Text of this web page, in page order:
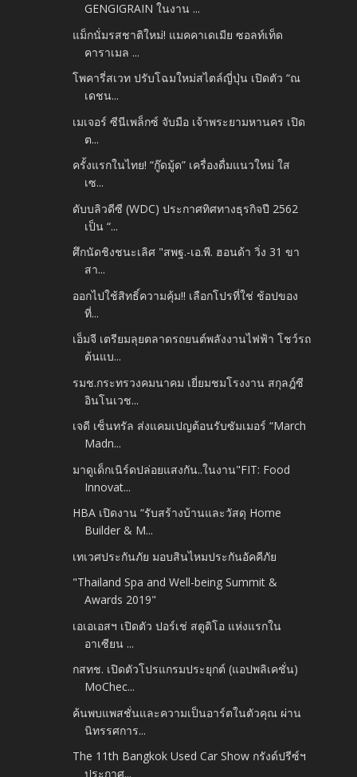
GENGIGRAIN ในงาน ...
แม็กนั่มรสชาติใหม่! แมคคาเดเมีย ซอลท์เท็ด
คาราเมล ...
โพคารี่สเวท ปรับโฉมใหม่สไตล์ญี่ปุ่น เปิดตัว “ณ
เดชน...
เมเจอร์ ซีนีเพล็กซ์ จับมือ เจ้าพระยามหานคร เปิด
ต...
ครั้งแรกในไทย! “กู๊ดมู้ด” เครื่องดื่มแนวใหม่ ใส
เซ...
ดับบลิวดีซี (WDC) ประกาศทิศทางธุรกิจปี 2562
เป็น “...
ศึกนัดชิงชนะเลิศ "สพฐ.-เอ.พี. ฮอนด้า วิ่ง 31 ขา
สา...
ออกไปใช้สิทธิ์ความคุ้ม!! เลือกโปรที่ใช่ ช้อปของ
ที่...
เอ็มจี เตรียมลุยตลาดรถยนต์พลังงานไฟฟ้า โชว์รถ
ต้นแบ...
รมช.กระทรวงคมนาคม เยี่ยมชมโรงงาน สกุลฎ์ซี
อินโนเวช...
เจดี เซ็นทรัล ส่งแคมเปญต้อนรับซัมเมอร์ “March
Madn...
มาดูเด็กเนิร์ดปล่อยแสงกัน..ในงาน"FIT: Food
Innovat...
HBA เปิดงาน “รับสร้างบ้านและวัสดุ Home
Builder & M...
เทเวศประกันภัย มอบสินไหมประกันอัคคีภัย
"Thailand Spa and Well-being Summit &
Awards 2019"
เอเอเอสฯ เปิดตัว ปอร์เช่ สตูดิโอ แห่งแรกใน
อาเซียน ...
กสทช. เปิดตัวโปรแกรมประยุกต์ (แอปพลิเคชั่น)
MoChec...
ค้นพบแพสชั่นและความเป็นอาร์ตในตัวคุณ ผ่าน
นิทรรศการ...
The 11th Bangkok Used Car Show กรังด์ปรีซ์ฯ
ประกาศ...